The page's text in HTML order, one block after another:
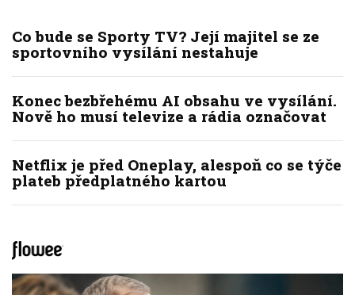
Co bude se Sporty TV? Její majitel se ze
sportovního vysílání nestahuje
Konec bezbřehému AI obsahu ve vysílání.
Nově ho musí televize a rádia označovat
Netflix je před Oneplay, alespoň co se týče
plateb předplatného kartou